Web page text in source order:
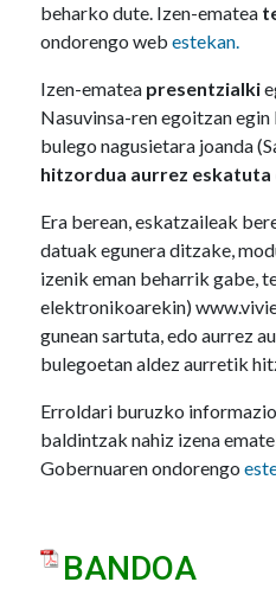
beharko dute. Izen-ematea
ondorengo web estekan.
Izen-ematea presentzialki
Nasuvinsa-ren egoitzan
bulego nagusietara joanda
hitzordua aurrez eskatuta
Era berean, eskatzaileak
datuak egunera ditzake,
izenik eman beharrik gabe,
elektronikoarekin)
gunean sartuta, edo aurrez
bulegoetan aldez aurretik
Erroldari buruzko
baldintzak nahiz izena
Gobernuaren ondorengo
BANDOA